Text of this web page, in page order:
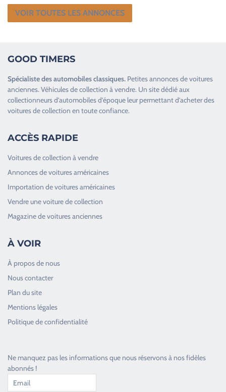
VOIR TOUTES LES ANNONCES
GOOD TIMERS
Spécialiste desautomobiles classiques. Petites annonces devoitures
anciennes.Véhicules de collection à vendre. Un site dédié aux
collectionneurs d’automobiles d’époque leur permettant d’acheter des
voitures de collection en toute confiance.
ACCÈS RAPIDE
Voitures de collection à vendre
Annonces de voitures américaines
Importation de voitures américaines
Vendre une voiture de collection
Magazine de voitures anciennes
À VOIR
À propos de nous
Nous contacter
Plan du site
Mentions légales
Politique de confidentialité
Ne manquez pas les informations que nous réservons à nos fidèles
abonnés !
Toujours heureux d'aider les passionnés